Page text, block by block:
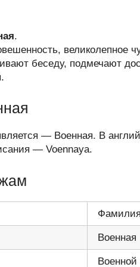
.
великолепное
беседу, подмечают
— Военная. В
— Voennaya.
Фамилия
Военная
Военной